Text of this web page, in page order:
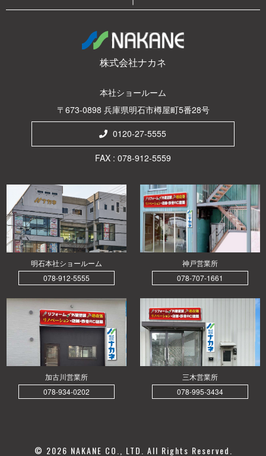
株式会社ナカネ
本社ショールーム
〒673-0898 兵庫県明石市樽屋町5番28号
0120-27-5555
FAX : 078-912-5559
明石本社ショールーム
078-912-5555
神戸営業所
078-707-1661
加古川営業所
078-934-0202
三木営業所
078-995-3434
© 2026 NAKANE CO., LTD. All Rights Reserved.